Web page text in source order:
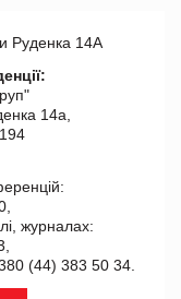
Руденка 14А
14а,
журналах:
(44) 383 50 34.